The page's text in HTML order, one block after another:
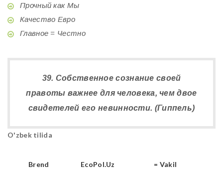
Прочный как Мы
Качество Евро
Главное = Честно
39. Собственное сознание своей
правоты важнее для человека, чем двое
свидетелей его невинности. (Гиппель)
O'zbek tilida
Brend EcoPol.Uz = Vakil